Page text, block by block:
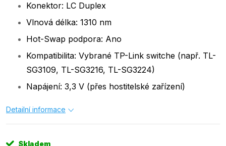
Konektor: LC Duplex
Vlnová délka: 1310 nm
Hot-Swap podpora: Ano
Kompatibilita: Vybrané TP-Link switche (např. TL-
SG3109, TL-SG3216, TL-SG3224)
Napájení: 3,3 V (přes hostitelské zařízení)
Detailní informace
Skladem